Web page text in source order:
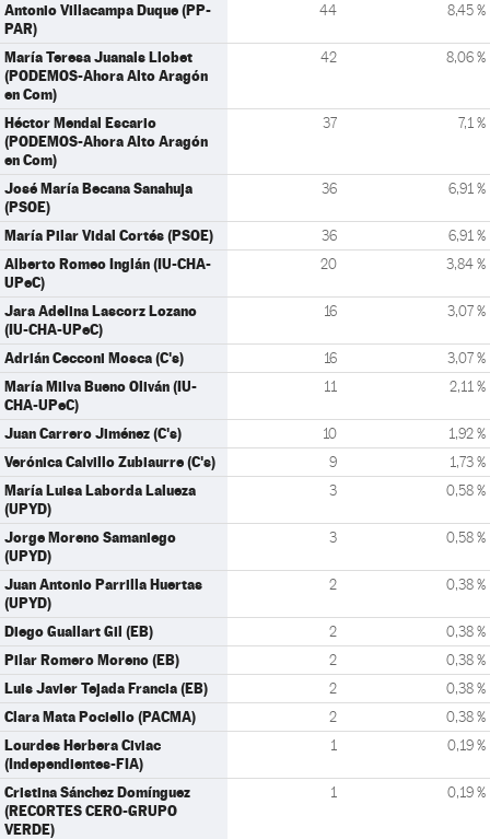
Antonio Villacampa Duque (PP-
PAR)
44 8,45 %
María Teresa Juanals Llobet
(PODEMOS-Ahora Alto Aragón
en Com)
42 8,06 %
Héctor Mendal Escario
(PODEMOS-Ahora Alto Aragón
en Com)
37 7,1 %
José María Becana Sanahuja
(PSOE)
36 6,91 %
María Pilar Vidal Cortés (PSOE) 36 6,91 %
Alberto Romeo Inglán (IU-CHA-
UPeC)
20 3,84 %
Jara Adelina Lascorz Lozano
(IU-CHA-UPeC)
16 3,07 %
Adrián Cecconi Mosca (C's) 16 3,07 %
María Milva Bueno Oliván (IU-
CHA-UPeC)
11 2,11 %
Juan Carrero Jiménez (C's) 10 1,92 %
Verónica Calvillo Zubiaurre (C's) 9 1,73 %
María Luisa Laborda Lalueza
(UPYD)
3 0,58 %
Jorge Moreno Samaniego
(UPYD)
3 0,58 %
Juan Antonio Parrilla Huertas
(UPYD)
2 0,38 %
Diego Guallart Gil (EB) 2 0,38 %
Pilar Romero Moreno (EB) 2 0,38 %
Luis Javier Tejada Francia (EB) 2 0,38 %
Clara Mata Pociello (PACMA) 2 0,38 %
Lourdes Herbera Civiac
(Independientes-FIA)
1 0,19 %
Cristina Sánchez Domínguez
(RECORTES CERO-GRUPO
VERDE)
1 0,19 %